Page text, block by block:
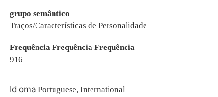
grupo semântico
Traços/Características de Personalidade
Frequência Frequência Frequência
916
Idioma Portuguese, International